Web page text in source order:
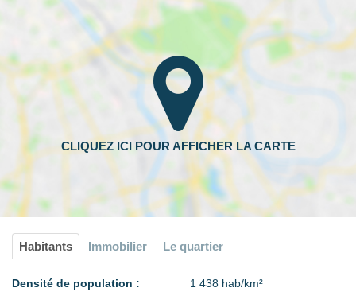
Habitants Immobilier Le quartier
Densité de population :
1 438 hab/km²